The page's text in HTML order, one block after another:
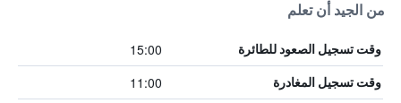
من الجيد أن تعلم
وقت تسجيل الصعود للطائرة 15:00
وقت تسجيل المغادرة 11:00